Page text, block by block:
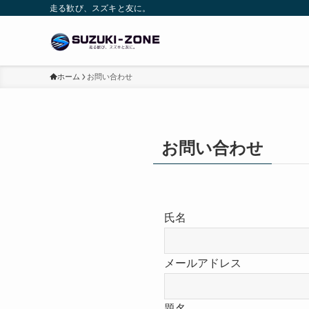
走る歓び、スズキと友に。
ホーム お問い合わせ
お問い合わせ
氏名
メールアドレス